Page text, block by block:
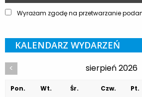
Wyrażam zgodę na przetwarzanie
KALENDARZ WYDARZEŃ
< sierpień 2026
Pon. Wt. Śr. Czw. Pt.